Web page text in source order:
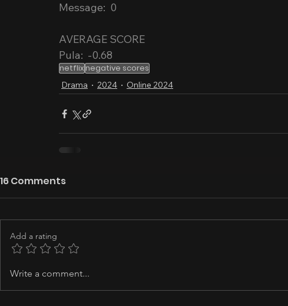
Message:  0
AVERAGE SCORE
Pula:  -0.68
netflixnegative scores
Drama 2024 Online 2024
16 Comments
Add a rating
Write a comment...